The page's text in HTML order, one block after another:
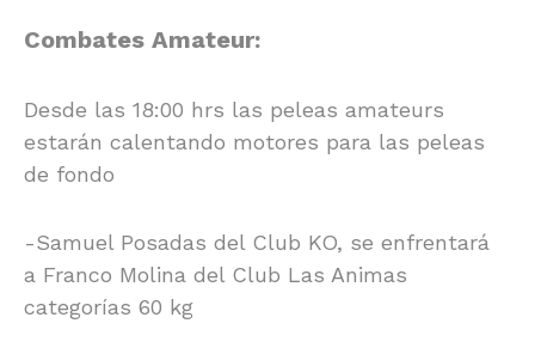
Combates Amateur:
Desde las 18:00 hrs las peleas amateurs
estarán calentando motores para las peleas
de fondo
-Samuel Posadas del Club KO, se enfrentará
a Franco Molina del Club Las Animas
categorías 60 kg